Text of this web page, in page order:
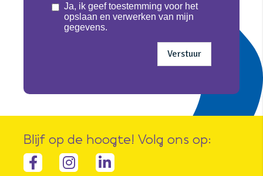
Ja, ik geef toestemming voor het
opslaan en verwerken van mijn
gegevens.
Blijf op de hoogte! Volg ons op:
Facebook-Instagramlinkedin-